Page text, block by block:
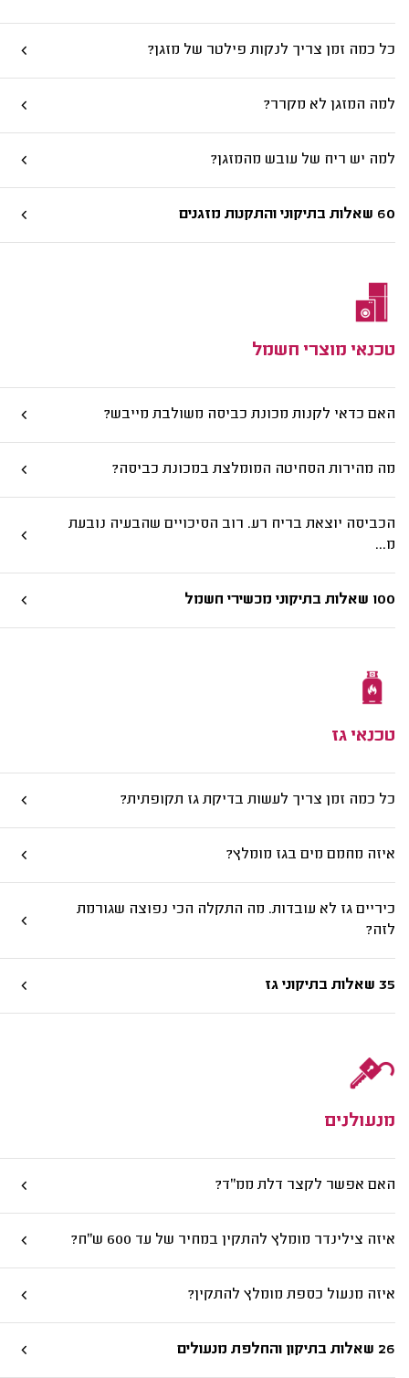
כל כמה זמן צריך לנקות פילטר של מזגן?
למה המזגן לא מקרר?
למה יש ריח של עובש מהמזגן?
60 שאלות בתיקוני והתקנות מזגנים
טכנאי מוצרי חשמל
האם כדאי לקנות מכונת כביסה משולבת מייבש?
מה מהירות הסחיטה המומלצת במכונת כביסה?
הכביסה יוצאת בריח רע. רוב הסיכויים שהבעיה נובעת
מ...
100 שאלות בתיקוני מכשירי חשמל
טכנאי גז
כל כמה זמן צריך לעשות בדיקת גז תקופתית?
איזה מחמם מים בגז מומלץ?
כיריים גז לא עובדות. מה התקלה הכי נפוצה שגורמת
לזה?
35 שאלות בתיקוני גז
מנעולנים
האם אפשר לקצר דלת ממ"ד?
איזה צילינדר מומלץ להתקין במחיר של עד 600 ש"ח?
איזה מנעול כספת מומלץ להתקין?
26 שאלות בתיקון והחלפת מנעולים